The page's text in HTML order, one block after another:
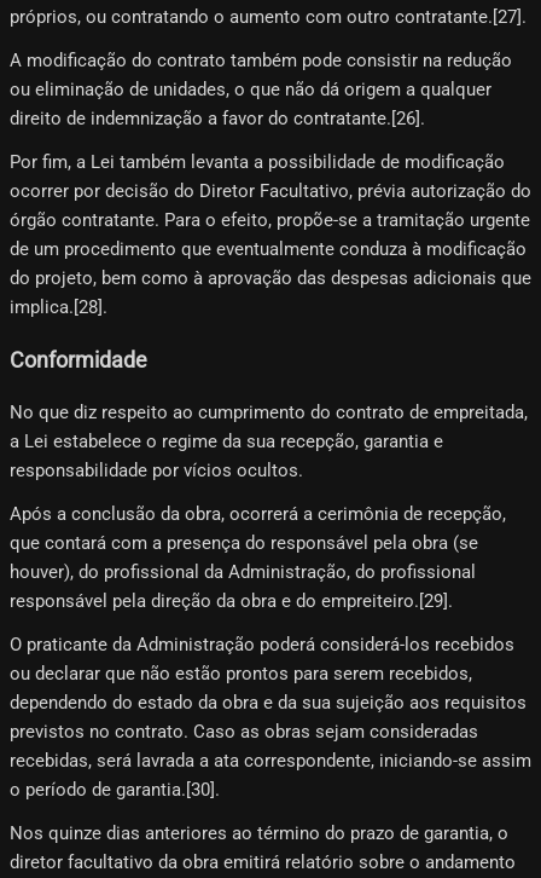
próprios, ou contratando o aumento com outro contratante.[27]​.
A modificação do contrato também pode consistir na redução
ou eliminação de unidades, o que não dá origem a qualquer
direito de indemnização a favor do contratante.[26]​.
Por fim, a Lei também levanta a possibilidade de modificação
ocorrer por decisão do Diretor Facultativo, prévia autorização do
órgão contratante. Para o efeito, propõe-se a tramitação urgente
de um procedimento que eventualmente conduza à modificação
do projeto, bem como à aprovação das despesas adicionais que
implica.[28]​.
Conformidade
No que diz respeito ao cumprimento do contrato de empreitada,
a Lei estabelece o regime da sua recepção, garantia e
responsabilidade por vícios ocultos.
Após a conclusão da obra, ocorrerá a cerimônia de recepção,
que contará com a presença do responsável pela obra (se
houver), do profissional da Administração, do profissional
responsável pela direção da obra e do empreiteiro.[29]​.
O praticante da Administração poderá considerá-los recebidos
ou declarar que não estão prontos para serem recebidos,
dependendo do estado da obra e da sua sujeição aos requisitos
previstos no contrato. Caso as obras sejam consideradas
recebidas, será lavrada a ata correspondente, iniciando-se assim
o período de garantia.[30]​.
Nos quinze dias anteriores ao término do prazo de garantia, o
diretor facultativo da obra emitirá relatório sobre o andamento